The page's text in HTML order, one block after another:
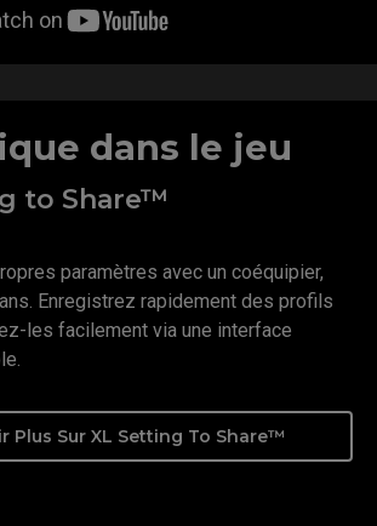
dans le jeu
to Share™
paramètres avec un coéquipier,
Enregistrez rapidement des profils
les facilement via une interface
Plus Sur XL Setting To Share™